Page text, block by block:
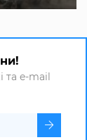
та e-mail